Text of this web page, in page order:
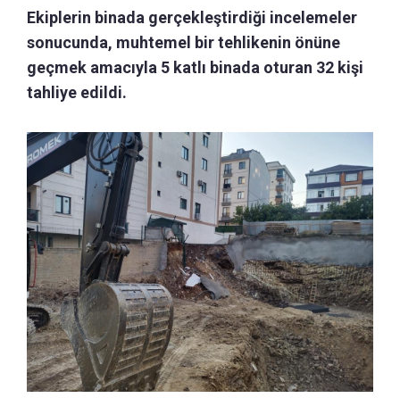
Ekiplerin binada gerçekleştirdiği incelemeler
sonucunda, muhtemel bir tehlikenin önüne
geçmek amacıyla 5 katlı binada oturan 32 kişi
tahliye edildi.